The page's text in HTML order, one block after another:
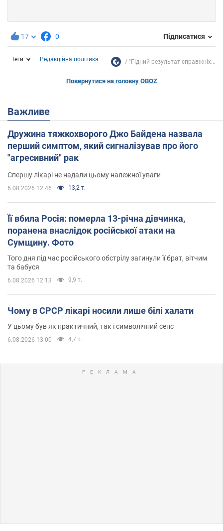
17 0 Підписатися
Теги Редакційна політика "Гідний результат справжніх...
Повернутися на головну OBOZ
Важливе
Дружина тяжкохворого Джо Байдена назвала
перший симптом, який сигналізував про його
"агресивний" рак
Спершу лікарі не надали цьому належної уваги
6.08.2026 12:46 13,2 т.
Її вбила Росія: померла 13-річна дівчинка,
поранена внаслідок російської атаки на
Сумщину. Фото
Того дня під час російського обстрілу загинули її брат, вітчим
та бабуся
6.08.2026 12:13 9,9 т.
Чому в СРСР лікарі носили лише білі халати
У цьому був як практичний, так і символічний сенс
6.08.2026 13:00 4,7 т.